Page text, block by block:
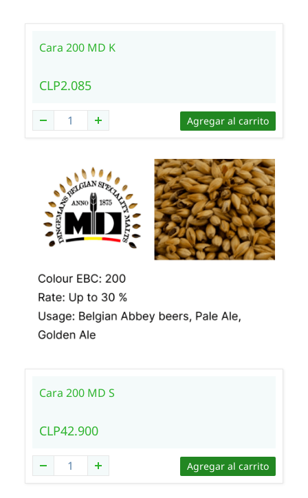
Cara 200 MD K
CLP2.085
Agregar al carrito
Cara 200 MD S
CLP42.900
Agregar al carrito